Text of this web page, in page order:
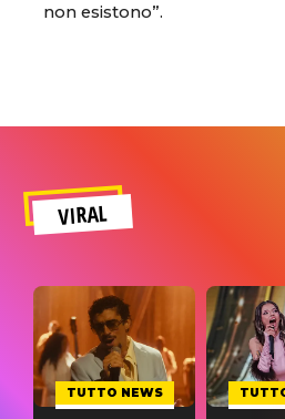
non esistono”.
VIRAL
TUTTO NEWS